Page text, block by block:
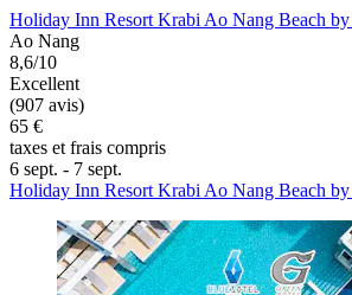
Holiday Inn Resort Krabi Ao Nang Beach
Ao Nang
8,6/10
Excellent
(907 avis)
65 €
taxes et frais compris
6 sept. - 7 sept.
Holiday Inn Resort Krabi Ao Nang Beach